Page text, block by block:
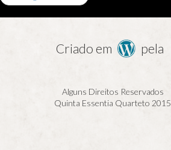
Criado em pela
Alguns Direitos Reservados
Quinta Essentia Quarteto 2015